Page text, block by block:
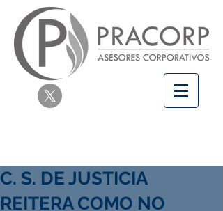
C. S. DE JUSTICIA
REITERA COMO NO